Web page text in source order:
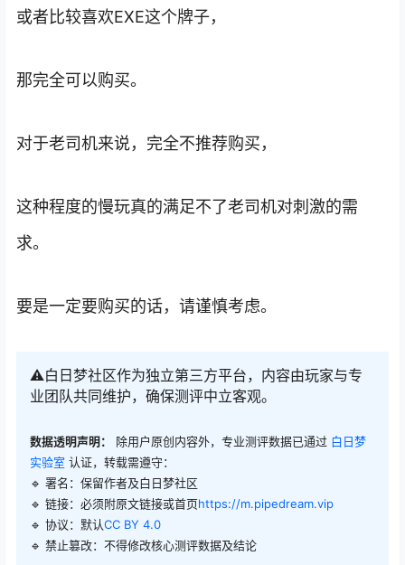
或者比较喜欢EXE这个牌子，
那完全可以购买。
对于老司机来说，完全不推荐购买，
这种程度的慢玩真的满足不了老司机对刺激的需
求。
要是一定要购买的话，请谨慎考虑。
⚠️白日梦社区作为独立第三方平台，内容由玩家与专
业团队共同维护，确保测评中立客观。
数据透明声明： 除用户原创内容外，专业测评数据已通过 白日梦
实验室 认证，转载需遵守：
🔹 署名：保留作者及白日梦社区
🔹 链接：必须附原文链接或首页https://m.pipedream.vip
🔹 协议：默认CC BY 4.0
🔹 禁止篡改：不得修改核心测评数据及结论